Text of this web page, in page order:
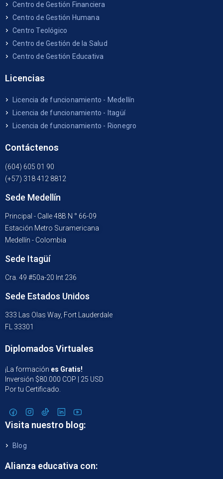
Centro de Gestión Financiera
Centro de Gestión Humana
Centro Teológico
Centro de Gestión de la Salud
Centro de Gestión Educativa
Licencias
Licencia de funcionamiento - Medellín
Licencia de funcionamiento - Itagüí
Licencia de funcionamiento - Rionegro
Contáctenos
(604) 605 01 90
(+57) 318 412 8812
Sede Medellín
Principal - Calle 48B N ° 66-09
Estación Metro Suramericana
Medellín - Colombia
Sede Itagüí
Cra. 49 #50a-20 Int 236
Sede Estados Unidos
333 Las Olas Way, Fort Lauderdale
FL 33301
Diplomados Virtuales
¡La formación es Gratis!
Inversión $80.000 COP | 25 USD
Por tu Certificado.
Visita nuestro blog:
Blog
Alianza educativa con: